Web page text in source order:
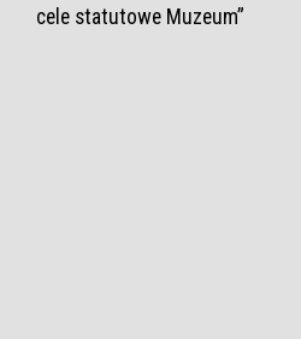
cele statutowe Muzeum”